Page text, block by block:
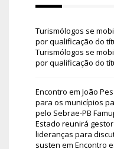
Turismólogos se
por qualificação do
Turismólogos se
por qualificação do
Encontro em João
para os municípios
pelo Sebrae-PB
Estado reunirá
lideranças para
susten em Encontro